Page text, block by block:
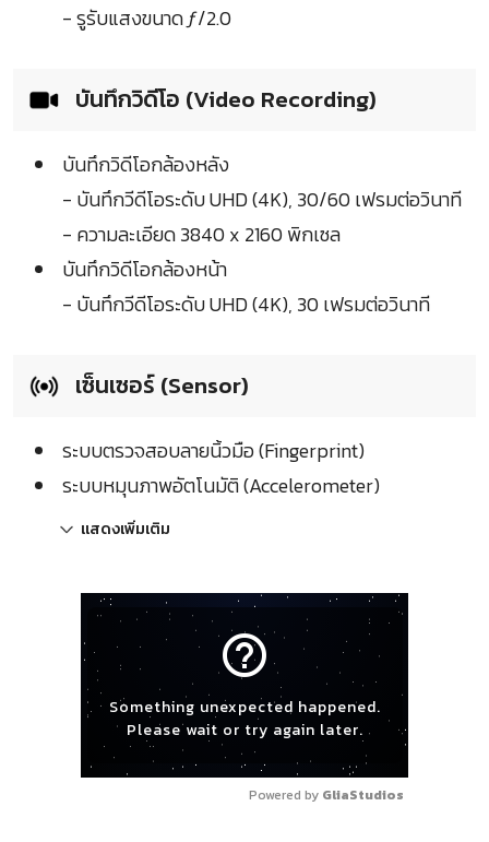
- รูรับแสงขนาด ƒ/2.0
บันทึกวิดีโอ (Video Recording)
บันทึกวิดีโอกล้องหลัง
- บันทึกวีดีโอระดับ UHD (4K), 30/60 เฟรมต่อวินาที
- ความละเอียด 3840 x 2160 พิกเซล
บันทึกวิดีโอกล้องหน้า
- บันทึกวีดีโอระดับ UHD (4K), 30 เฟรมต่อวินาที
เซ็นเซอร์ (Sensor)
ระบบตรวจสอบลายนิ้วมือ (Fingerprint)
ระบบหมุนภาพอัตโนมัติ (Accelerometer)
แสดงเพิ่มเติม
help_outline
Something unexpected happened.
Please wait or try again later.
Powered by GliaStudios